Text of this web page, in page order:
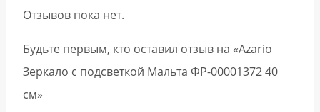
Отзывов пока нет.
Будьте первым, кто оставил отзыв на «Azario
Зеркало с подсветкой Мальта ФР-00001372 40
см»